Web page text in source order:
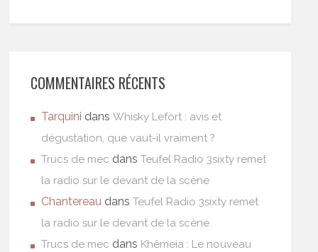
COMMENTAIRES RÉCENTS
Tarquini dansWhisky Lefort : avis et
dégustation, que vaut-il vraiment ?
Trucs de mec dansTeufel Radio 3sixty remet
la radio sur le devant de la scène
Chantereau dansTeufel Radio 3sixty remet
la radio sur le devant de la scène
Trucs de mec dans Khêmeia : Le nouveau